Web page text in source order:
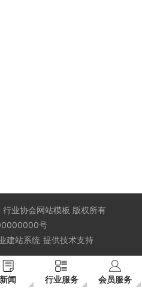
新闻 行业服务 会员服务
行业协会网站模板 版权所有
号
建站系统 提供技术支持